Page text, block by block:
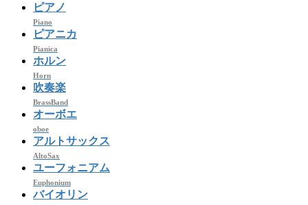
ピアノ
Piano
ピアニカ
Pianica
ホルン
Horn
吹奏楽
BrassBand
オーボエ
oboe
アルトサックス
AltoSax
ユーフォニアム
Euphonium
バイオリン